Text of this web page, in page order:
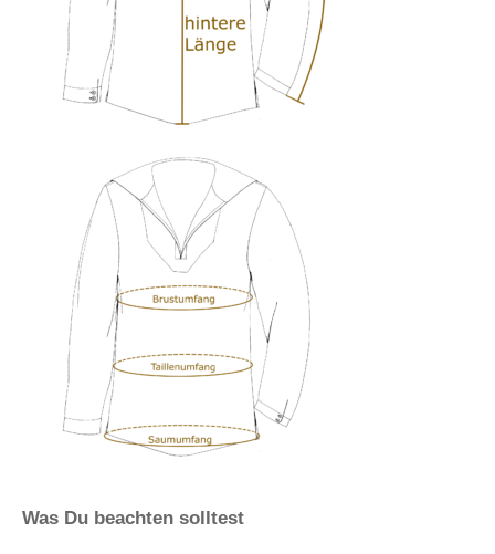
Was Du beachten solltest